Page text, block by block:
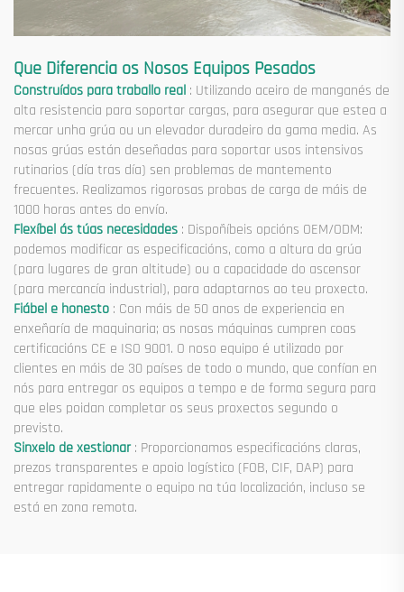
Que Diferencia os Nosos Equipos Pesados
Construídos para traballo real : Utilizando aceiro de manganés de
alta resistencia para soportar cargas, para asegurar que estea a
mercar unha grúa ou un elevador duradeiro da gama media. As
nosas grúas están deseñadas para soportar usos intensivos
rutinarios (día tras día) sen problemas de mantemento
frecuentes. Realizamos rigorosas probas de carga de máis de
1000 horas antes do envío.
Flexíbel ás túas necesidades : Dispoñíbeis opcións OEM/ODM:
podemos modificar as especificacións, como a altura da grúa
(para lugares de gran altitude) ou a capacidade do ascensor
(para mercancía industrial), para adaptarnos ao teu proxecto.
Fiábel e honesto : Con máis de 50 anos de experiencia en
enxeñaría de maquinaria; as nosas máquinas cumpren coas
certificacións CE e ISO 9001. O noso equipo é utilizado por
clientes en máis de 30 países de todo o mundo, que confían en
nós para entregar os equipos a tempo e de forma segura para
que eles poidan completar os seus proxectos segundo o
previsto.
Sinxelo de xestionar: Proporcionamos especificacións claras,
prezos transparentes e apoio logístico (FOB, CIF, DAP) para
entregar rapidamente o equipo na túa localización, incluso se
está en zona remota.